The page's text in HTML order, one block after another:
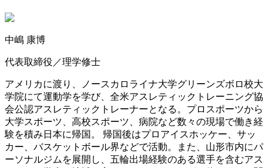
中嶋 康博
代表取締役／理学修士
アメリカに渡り、ノースカロライナ大学グリーンズボロ校大
学院にて運動学を学び、全米アスレティックトレーニング協
会公認アスレティックトレーナーとなる。プロスポーツから
大学スポーツ、高校スポーツ、病院など数々の現場で働き経
験を積み日本に帰国。 帰国後はプロアイスホッケー、サッ
カー、バスケットボール界などで活動。また、山形市内にパ
ーソナルジムを展開し、五輪出場経験のある選手を含むアス